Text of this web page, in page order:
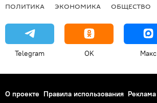
ПОЛИТИКА ЭКОНОМИКА ОБЩЕСТВО
Telegram OK Макс
О проекте Правила использования Реклама